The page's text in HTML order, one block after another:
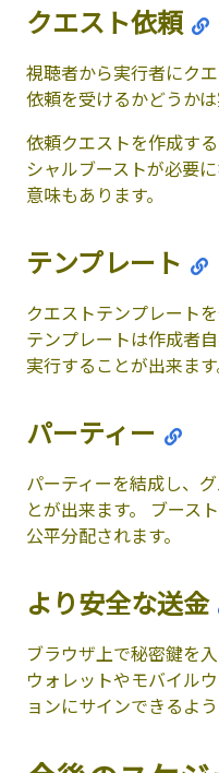
クエスト依頼
視聴者から実行者にク
依頼を受けるかどうかは
依頼クエストを作成す
シャルブーストが必要
意味もあります。
テンプレート
クエストテンプレート
テンプレートは作成者
実行することが出来ます
パーティー
パーティーを結成し、
とが出来ます。 ブース
公平分配されます。
より安全な送金
ブラウザ上で秘密鍵を
ウォレットやモバイル
ョンにサインできるよう